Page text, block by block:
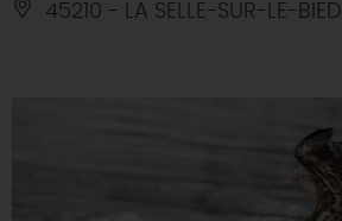
45210 - LA SELLE-SUR-LE-BIED